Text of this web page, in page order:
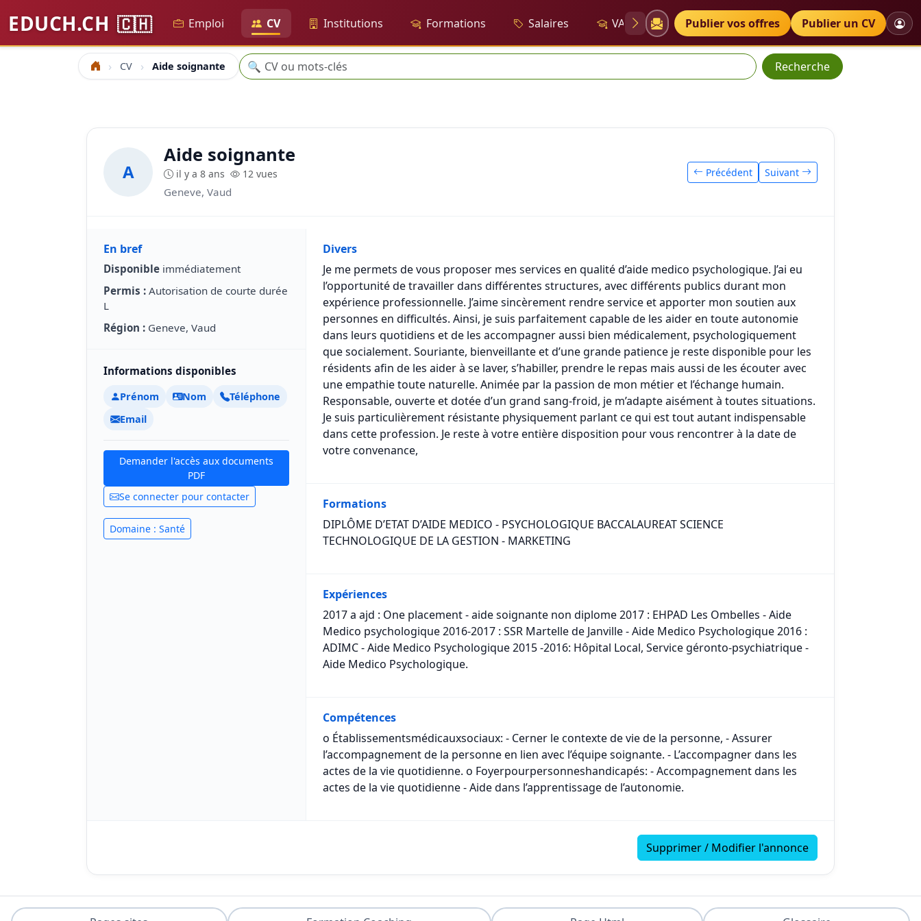
EDUCH.CH 🇨🇭 Emploi CV Institutions Formations Salaires VAE Diplômes Petites annonces
Publier vos offres Publier un CV
Accueil CV Aide soignante Recherche
🔍 Recherche
A
Aide soignante
il y a 8 ans 12 vues
Geneve, Vaud
Précédent Suivant
En bref
Disponible immédiatement
Permis : Autorisation de courte durée
L
Région : Geneve, Vaud
Informations disponibles
Prénom Nom
Téléphone
Email
Demander l'accès aux documents
PDF
Se connecter pour contacter
Domaine : Santé
Divers
Je me permets de vous proposer mes services en qualité d’aide medico psychologique. J’ai eu
l’opportunité de travailler dans différentes structures, avec différents publics durant mon
expérience professionnelle. J’aime sincèrement rendre service et apporter mon soutien aux
personnes en difficultés. Ainsi, je suis parfaitement capable de les aider en toute autonomie
dans leurs quotidiens et de les accompagner aussi bien médicalement, psychologiquement
que socialement. Souriante, bienveillante et d’une grande patience je reste disponible pour les
résidents afin de les aider à se laver, s’habiller, prendre le repas mais aussi de les écouter avec
une empathie toute naturelle. Animée par la passion de mon métier et l’échange humain.
Responsable, ouverte et dotée d’un grand sang-froid, je m’adapte aisément à toutes situations.
Je suis particulièrement résistante physiquement parlant ce qui est tout autant indispensable
dans cette profession. Je reste à votre entière disposition pour vous rencontrer à la date de
votre convenance,
Formations
DIPLÔME D’ETAT D’AIDE MEDICO - PSYCHOLOGIQUE BACCALAUREAT SCIENCE
TECHNOLOGIQUE DE LA GESTION - MARKETING
Expériences
2017 a ajd : One placement - aide soignante non diplome 2017 : EHPAD Les Ombelles - Aide
Medico psychologique 2016-2017 : SSR Martelle de Janville - Aide Medico Psychologique 2016 :
ADIMC - Aide Medico Psychologique 2015 -2016: Hôpital Local, Service géronto-psychiatrique -
Aide Medico Psychologique.
Compétences
o Établissementsmédicauxsociaux: - Cerner le contexte de vie de la personne, - Assurer
l’accompagnement de la personne en lien avec l’équipe soignante. - L’accompagner dans les
actes de la vie quotidienne. o Foyerpourpersonneshandicapés: - Accompagnement dans les
actes de la vie quotidienne - Aide dans l’apprentissage de l’autonomie.
Supprimer / Modifier l'annonce